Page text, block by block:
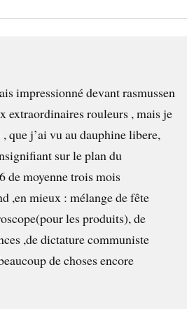
impressionné devant rasmussen
extraordinaires rouleurs , mais je
que j’ai vu au dauphine libere,
sur le plan du
moyenne trois mois
,en mieux : mélange de fête
les produits), de
,de dictature communiste
de choses encore